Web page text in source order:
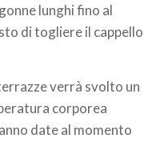
lunghi fino al
di togliere il cappello
verrà svolto un
corporea
date al momento